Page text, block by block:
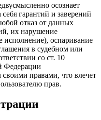
осознает
гарантий и заверений
отказ от данных
их нарушение
исполнение), оспаривание
в судебном или
со ст. 10
Федерации
своими правами, что влечет
прав.